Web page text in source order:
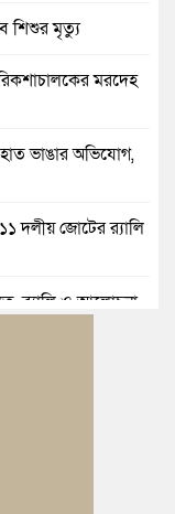
শিশুর মৃত্যু
মরদেহ
হাত ভাঙার অভিযোগ,
দলীয় জোটের র‍্যালি
র‍্যালি ও আলোচনা